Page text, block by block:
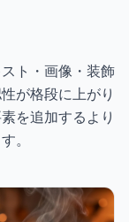
ト・画像・装飾
が格段に上がり
を追加するより
。